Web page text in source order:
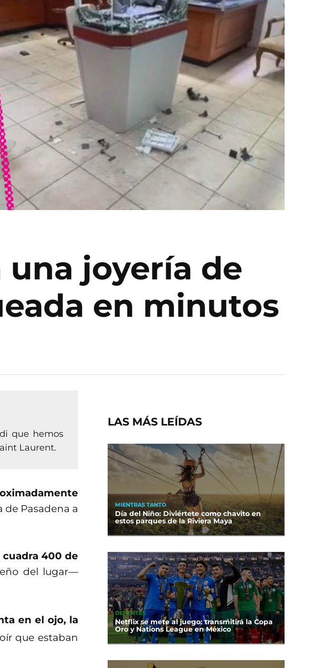
una joyería de
en minutos
que hemos
Laurent.
Pasadena a
400 de
del lugar—
en el ojo, la
que estaban
LAS MÁS LEÍDAS
MIENTRAS TANTO
Día del Niño: Diviértete como chavito en
estos parques de la Riviera Maya
DEPORTES
Netflix se mete al juego: transmitirá la Copa
Oro y Nations League en México